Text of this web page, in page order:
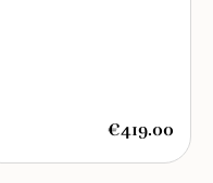
€419.00